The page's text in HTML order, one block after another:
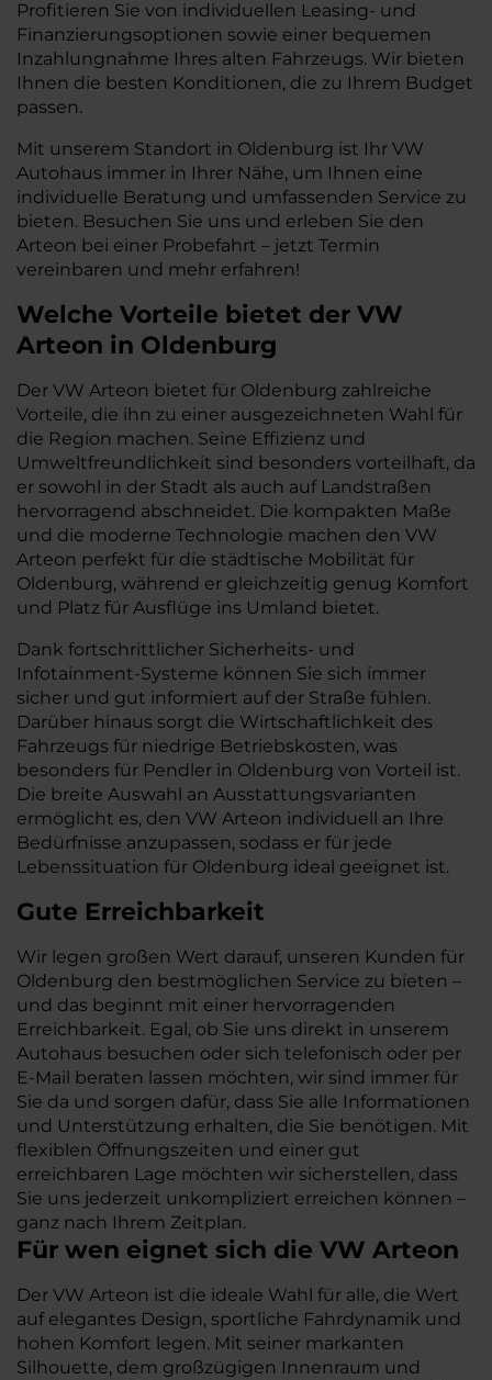
Profitieren Sie von individuellen Leasing- und
Finanzierungsoptionen sowie einer bequemen
Inzahlungnahme Ihres alten Fahrzeugs. Wir bieten
Ihnen die besten Konditionen, die zu Ihrem Budget
passen.
Mit unserem Standort in Oldenburg ist Ihr VW
Autohaus immer in Ihrer Nähe, um Ihnen eine
individuelle Beratung und umfassenden Service zu
bieten. Besuchen Sie uns und erleben Sie den
Arteon bei einer Probefahrt – jetzt Termin
vereinbaren und mehr erfahren!
Welche Vorteile bietet der VW
Arteon in Oldenburg
Der VW Arteon bietet für Oldenburg zahlreiche
Vorteile, die ihn zu einer ausgezeichneten Wahl für
die Region machen. Seine Effizienz und
Umweltfreundlichkeit sind besonders vorteilhaft, da
er sowohl in der Stadt als auch auf Landstraßen
hervorragend abschneidet. Die kompakten Maße
und die moderne Technologie machen den VW
Arteon perfekt für die städtische Mobilität für
Oldenburg, während er gleichzeitig genug Komfort
und Platz für Ausflüge ins Umland bietet.
Dank fortschrittlicher Sicherheits- und
Infotainment-Systeme können Sie sich immer
sicher und gut informiert auf der Straße fühlen.
Darüber hinaus sorgt die Wirtschaftlichkeit des
Fahrzeugs für niedrige Betriebskosten, was
besonders für Pendler in Oldenburg von Vorteil ist.
Die breite Auswahl an Ausstattungsvarianten
ermöglicht es, den VW Arteon individuell an Ihre
Bedürfnisse anzupassen, sodass er für jede
Lebenssituation für Oldenburg ideal geeignet ist.
Gute Erreichbarkeit
Wir legen großen Wert darauf, unseren Kunden für
Oldenburg den bestmöglichen Service zu bieten –
und das beginnt mit einer hervorragenden
Erreichbarkeit. Egal, ob Sie uns direkt in unserem
Autohaus besuchen oder sich telefonisch oder per
E-Mail beraten lassen möchten, wir sind immer für
Sie da und sorgen dafür, dass Sie alle Informationen
und Unterstützung erhalten, die Sie benötigen. Mit
flexiblen Öffnungszeiten und einer gut
erreichbaren Lage möchten wir sicherstellen, dass
Sie uns jederzeit unkompliziert erreichen können –
ganz nach Ihrem Zeitplan.
Für wen eignet sich die VW Arteon
Der VW Arteon ist die ideale Wahl für alle, die Wert
auf elegantes Design, sportliche Fahrdynamik und
hohen Komfort legen. Mit seiner markanten
Silhouette, dem großzügigen Innenraum und